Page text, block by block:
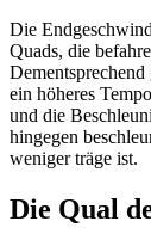
Die
Quads, die
ein höheres
und die
hingegen
weniger träge ist.
Die Qual